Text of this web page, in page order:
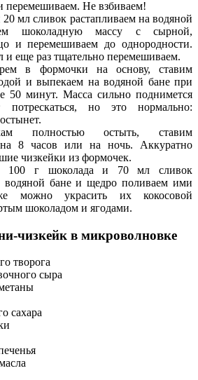
Не взбиваем!
мл сливок растапливаем на водяной
шоколадную массу с сырной,
и перемешиваем до однородности.
и еще раз тщательно перемешиваем.
в формочки на основу, ставим
и выпекаем на водяной бане при
50 минут. Масса сильно поднимется
но это нормально:
полностью остыть, ставим
8 часов или на ночь. Аккуратно
чизкейки из формочек.
100 г шоколада и 70 мл сливок
водяной бане и щедро поливаем ими
можно украсить их кокосовой
шоколадом и ягодами.
чизкейк в микроволновке
творога
сыра
сахара